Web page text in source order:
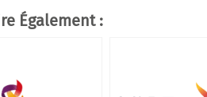
Également :